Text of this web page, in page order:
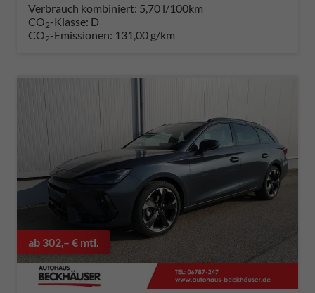
Verbrauch kombiniert: 5,70 l/100km
CO2-Klasse: D
CO2-Emissionen: 131,00 g/km
ab 302,– € mtl.